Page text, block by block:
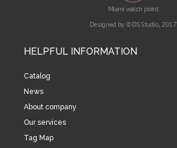
Miami watch point
Designed by © DS Studio, 2017
HELPFUL INFORMATION
Catalog
News
About company
Our services
Tag Map